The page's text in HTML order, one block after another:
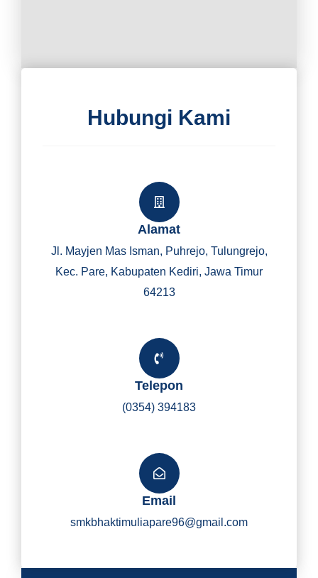
Y
I
Hubungi Kami
Alamat
Jl. Mayjen Mas Isman, Puhrejo, Tulungrejo,
Kec. Pare, Kabupaten Kediri, Jawa Timur
64213
Telepon
(0354) 394183
Email
smkbhaktimuliapare96@gmail.com